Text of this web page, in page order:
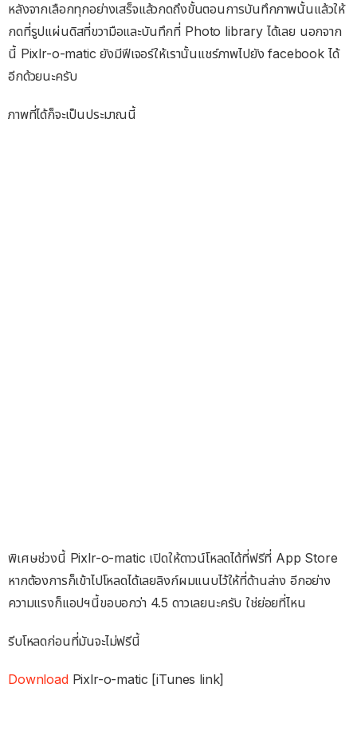
หลังจากเลือกทุกอย่างเสร็จแล้วกดถึงขั้นตอนการบันทึกภาพนั้นแล้วให้
กดที่รูปแผ่นดิสที่ขวามือและบันทึกที่ Photo library ได้เลย นอกจาก
นี้ Pixlr-o-matic ยังมีฟีเจอร์ให้เรานั้นแชร์ภาพไปยัง facebook ได้
อีกด้วยนะครับ
ภาพที่ได้ก็จะเป็นประมาณนี้
พิเศษช่วงนี้ Pixlr-o-matic เปิดให้ดาวน์โหลดได้ที่ฟรีที่ App Store
หากต้องการก็เข้าไปโหลดได้เลยลิงก์ผมแนบไว้ให้ที่ด้านล่าง อีกอย่าง
ความแรงก็แอปฯนี้ขอบอกว่า 4.5 ดาวเลยนะครับ ใช่ย่อยที่ไหน
รีบโหลดก่อนที่มันจะไม่ฟรีนี้
Download Pixlr-o-matic [iTunes link]